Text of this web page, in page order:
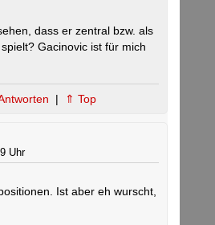
dass er zentral bzw. als
Gacinovic ist für mich
| ⇑ Top
Uhr
Ist aber eh wurscht,